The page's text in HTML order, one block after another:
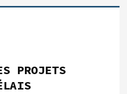
PROJETS